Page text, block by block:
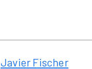
Javier Fischer